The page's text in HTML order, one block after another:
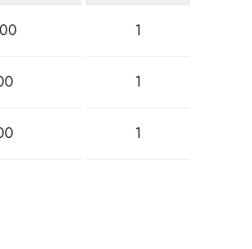
1
1
1